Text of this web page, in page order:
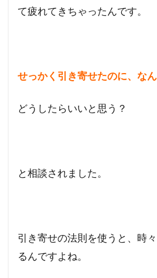
て疲れてきちゃったんです。
せっかく引き寄せたのに、な
どうしたらいいと思う？
と相談されました。
引き寄せの法則を使うと、時
るんですよね。